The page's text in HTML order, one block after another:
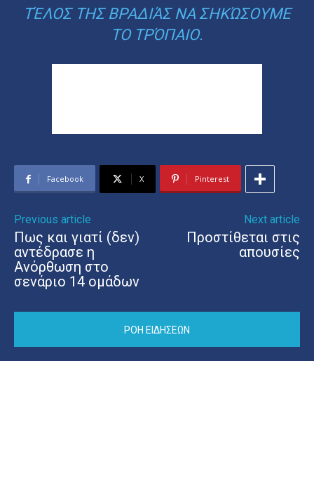
ΤΈΛΟΣ ΤΗΣ ΒΡΑΔΙΆΣ ΝΑ ΣΗΚΏΣΟΥΜΕ
ΤΟ ΤΡΌΠΑΙΟ.
Facebook X Pinterest
Previous article
Πως και γιατί (δεν)
αντέδρασε η
Ανόρθωση στο
σενάριο 14 ομάδων
Next article
Προστίθεται στις
απουσίες
ΡΟΗ ΕΙΔΗΣΕΩΝ